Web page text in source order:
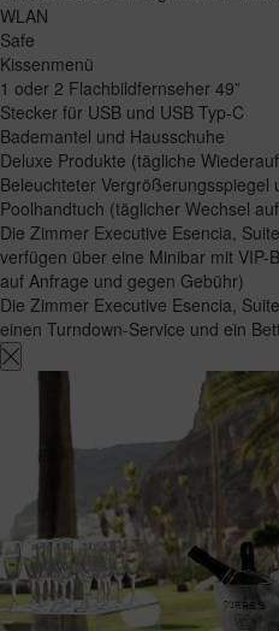
WLAN
Safe
Kissenmenü
1 oder 2 Flachbildfernseher 49”
Stecker für USB und USB Typ-C
Bademantel und Hausschuhe
Deluxe Produkte (tägliche
Beleuchteter Vergrößerungsspiegel
Poolhandtuch (täglicher Wechsel
Die Zimmer Executive Esencia,
verfügen über eine Minibar mit
auf Anfrage und gegen Gebühr)
Die Zimmer Executive Esencia,
einen Turndown-Service und ein